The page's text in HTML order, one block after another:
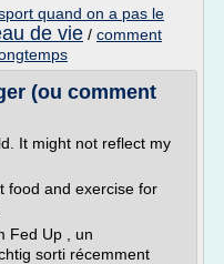
quand on a pas le
de vie / comment
(ou comment
It might not reflect my
food and exercise for
Fed Up , un
sorti récemment